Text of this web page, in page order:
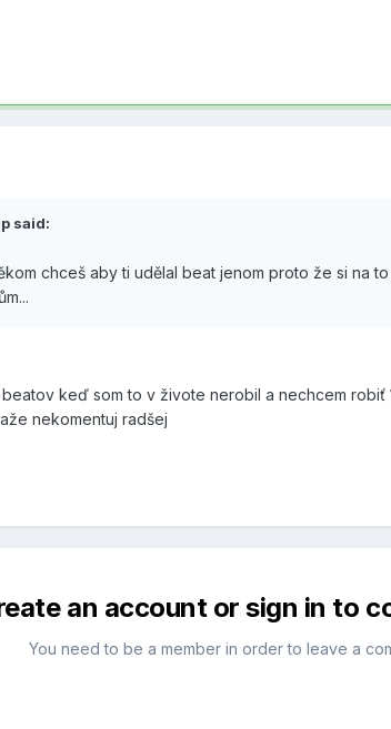
said:
chceš aby ti udělal beat jenom proto že si na
keď som to v živote nerobil a nechcem robiť
nekomentuj radšej
an account or sign in to
You need to be a member in order to leave a